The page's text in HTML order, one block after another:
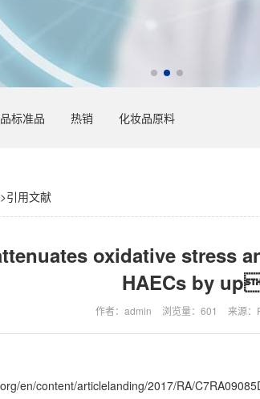
标准品 热销 化妆品原料
>引用文献
oxidative stress
HAECs by
作者：admin 浏览量：601 来源：
en/content/articlelanding/2017/RA/